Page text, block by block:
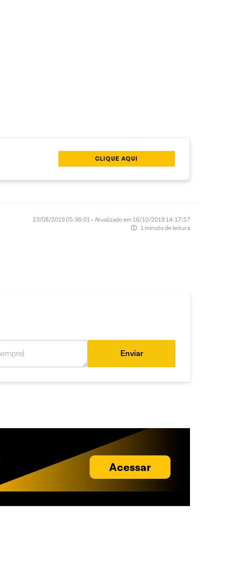
CLIQUE AQUI
23/08/2019 05:36:01 • Atualizado em 16/10/2019 14:17:57
1 minuto de leitura
Enviar
Acessar